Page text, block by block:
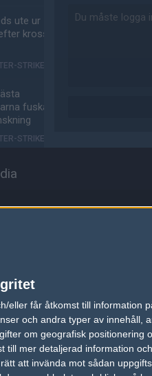
eller får åtkomst till information
och andra typer av innehåll,
om geografisk
till mer detaljerad information
att invända mot sådan
ute ur
kross i
STRIKE
fuskar
STRIKE
att bli
för Vitality
nyblivna
STRIKE